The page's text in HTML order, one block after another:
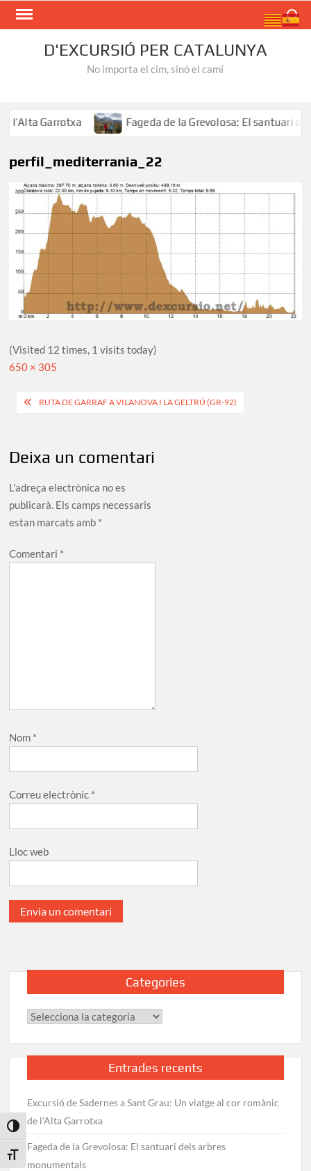
Toggle High Contrast
Toggle Font size
Skip
D'EXCURSIÓ PER CATALUNYA
No importa el cim, sinó el camí
Garrotxa Fageda de la Grevolosa: El santuari dels
perfil_mediterrania_22
(Visited 12 times, 1 visits today)
Full
650 × 305
Navegació
RUTA DE GARRAF A VILANOVA I LA GELTRÚ (GR-92)
Deixa un comentari
L'adreça electrònica no es
publicarà. Els camps necessaris
estan marcats amb *
Comentari *
Nom *
Correu electrònic *
Lloc web
Categories
Categories
Entrades recents
Excursió de Sadernes a Sant Grau: Un viatge al cor romànic
de l’Alta Garrotxa
Fageda de la Grevolosa: El santuari dels arbres
monumentals